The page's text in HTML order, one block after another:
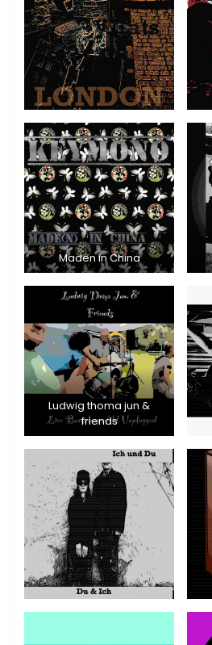
Maden in China
Ludwig thoma jun &
friends